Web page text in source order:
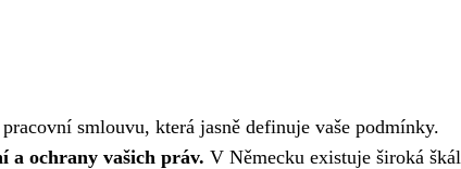
smlouvu, která jasně definuje vaše podmínky.
a ochrany vašich práv. V Německu existuje široká